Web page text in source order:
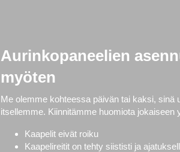
Aurinkopaneelien
myöten
Me olemme kohteessa päivän tai kaksi,
itsellemme. Kiinnitämme huomiota
Kaapelit eivät roiku
Kaapelireitit on tehty siististi ja